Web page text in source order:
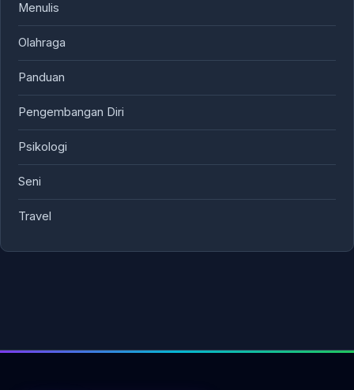
Menulis
Olahraga
Panduan
Pengembangan Diri
Psikologi
Seni
Travel